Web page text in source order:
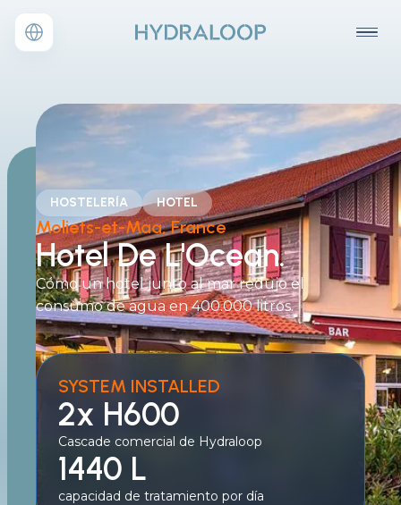
HOSTELERÍA HOTEL
Moliets-et-Maa, France
Hotel De L'Ocean.
Cómo un hotel junto al mar redujo el
consumo de agua en 400.000 litros.
SYSTEM INSTALLED
2x H600
Cascade comercial de Hydraloop
1440 L
capacidad de tratamiento por día